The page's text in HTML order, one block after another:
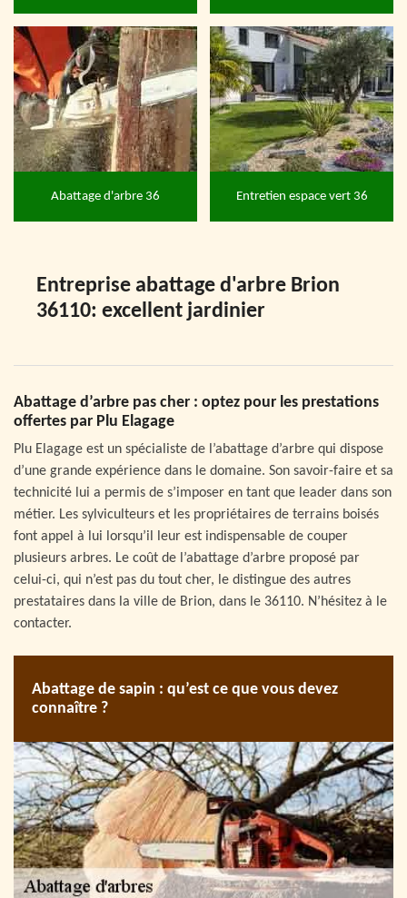
Abattage d'arbre 36 Entretien espace vert 36
Entreprise abattage d'arbre Brion
36110: excellent jardinier
Abattage d’arbre pas cher : optez pour les prestations
offertes par Plu Elagage
Plu Elagage est un spécialiste de l’abattage d’arbre qui dispose
d’une grande expérience dans le domaine. Son savoir-faire et sa
technicité lui a permis de s’imposer en tant que leader dans son
métier. Les sylviculteurs et les propriétaires de terrains boisés
font appel à lui lorsqu’il leur est indispensable de couper
plusieurs arbres. Le coût de l’abattage d’arbre proposé par
celui-ci, qui n’est pas du tout cher, le distingue des autres
prestataires dans la ville de Brion, dans le 36110. N’hésitez à le
contacter.
Abattage de sapin : qu’est ce que vous devez
connaître ?